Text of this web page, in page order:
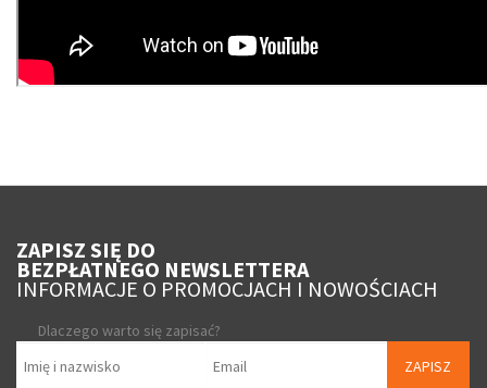
ZAPISZ SIĘ DO
BEZPŁATNEGO NEWSLETTERA
INFORMACJE O PROMOCJACH I NOWOŚCIACH
Dlaczego warto się zapisać?
ZAPISZ